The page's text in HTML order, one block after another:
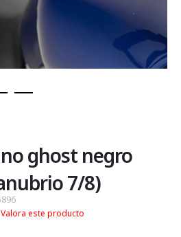
ghost negro
7/8)
Valora este producto